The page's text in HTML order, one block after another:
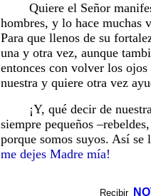
Quiere el Señor
hombres, y lo hace muchas
Para que llenos de su
una y otra vez, aunque
entonces con volver los
nuestra y quiere otra vez
¡Y, qué decir de nuestra
siempre pequeños
porque somos suyos. Así se
me dejes Madre mía!
Recibir